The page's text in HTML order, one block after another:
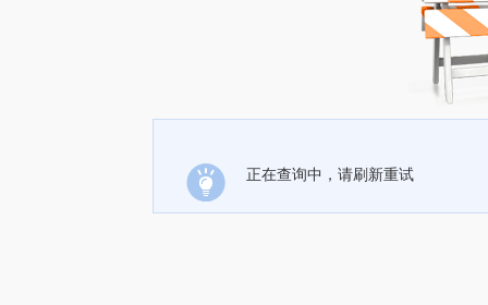
正在查询中，请刷新重试